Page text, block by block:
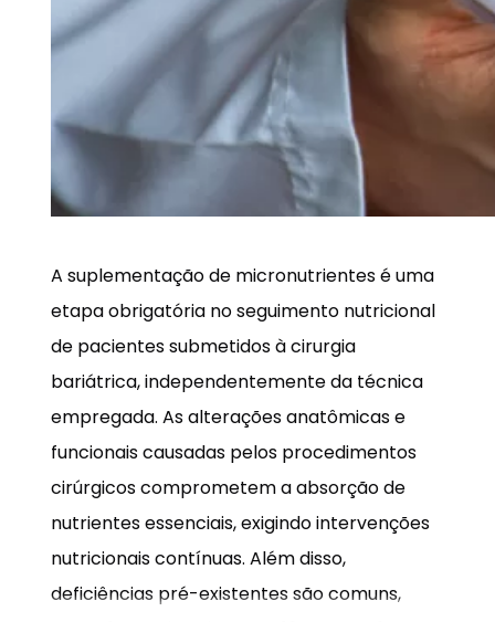
A suplementação de micronutrientes é uma
etapa obrigatória no seguimento nutricional
de pacientes submetidos à cirurgia
bariátrica, independentemente da técnica
empregada. As alterações anatômicas e
funcionais causadas pelos procedimentos
cirúrgicos comprometem a absorção de
nutrientes essenciais, exigindo intervenções
nutricionais contínuas. Além disso,
deficiências pré-existentes são comuns,